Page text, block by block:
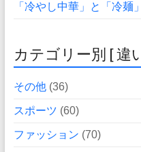
「冷やし中華」と「冷麺
カテゴリー別 [ 違
その他(36)
スポーツ (60)
ファッション (70)